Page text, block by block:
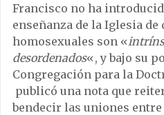
Francisco no ha
enseñanza de la Iglesia de
homosexuales son «
desordenados«, y bajo su
Congregación para la
publicó una nota que
bendecir las uniones